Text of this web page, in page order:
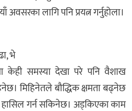
अवसरका लागि पनि प्रयत्न गर्नुहोला।
भे
केही समस्या देखा परे पनि वैशाख
मिहिनेतले बौद्धिक क्षमता बढ्नेछ
हासिल गर्न सकिनेछ। अड्किएका काम